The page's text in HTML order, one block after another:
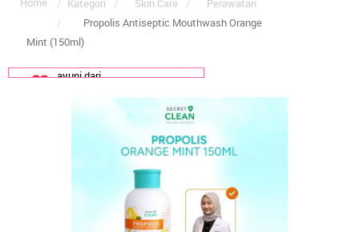
/ Kategori / Skin Care /
Perawatan
/
Propolis Antiseptic Mouthwash Orange
Mint (150ml)